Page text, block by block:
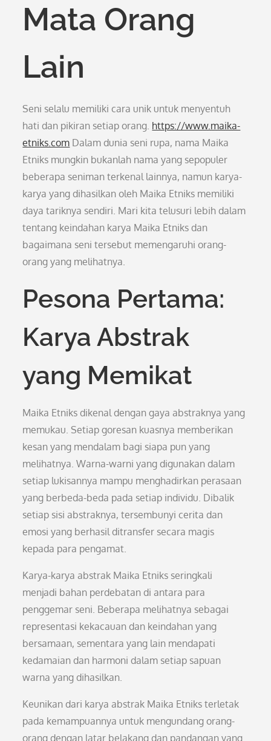
Mata Orang
Lain
Seni selalu memiliki cara unik untuk menyentuh
hati dan pikiran setiap orang. https://www.maika-
etniks.com Dalam dunia seni rupa, nama Maika
Etniks mungkin bukanlah nama yang sepopuler
beberapa seniman terkenal lainnya, namun karya-
karya yang dihasilkan oleh Maika Etniks memiliki
daya tariknya sendiri. Mari kita telusuri lebih dalam
tentang keindahan karya Maika Etniks dan
bagaimana seni tersebut memengaruhi orang-
orang yang melihatnya.
Pesona Pertama:
Karya Abstrak
yang Memikat
Maika Etniks dikenal dengan gaya abstraknya yang
memukau. Setiap goresan kuasnya memberikan
kesan yang mendalam bagi siapa pun yang
melihatnya. Warna-warni yang digunakan dalam
setiap lukisannya mampu menghadirkan perasaan
yang berbeda-beda pada setiap individu. Dibalik
setiap sisi abstraknya, tersembunyi cerita dan
emosi yang berhasil ditransfer secara magis
kepada para pengamat.
Karya-karya abstrak Maika Etniks seringkali
menjadi bahan perdebatan di antara para
penggemar seni. Beberapa melihatnya sebagai
representasi kekacauan dan keindahan yang
bersamaan, sementara yang lain mendapati
kedamaian dan harmoni dalam setiap sapuan
warna yang dihasilkan.
Keunikan dari karya abstrak Maika Etniks terletak
pada kemampuannya untuk mengundang orang-
orang dengan latar belakang dan pandangan yang